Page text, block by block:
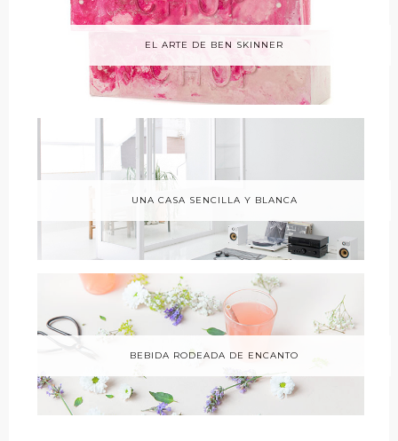
EL ARTE DE BEN SKINNER
UNA CASA SENCILLA Y BLANCA
BEBIDA RODEADA DE ENCANTO